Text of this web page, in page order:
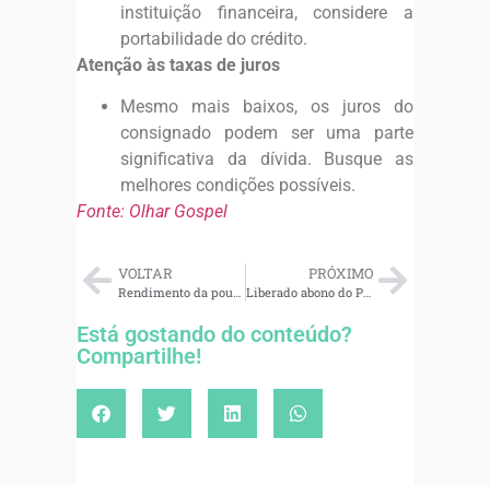
instituição financeira, considere a
portabilidade do crédito.
Atenção às taxas de juros
Mesmo mais baixos, os juros do
consignado podem ser uma parte
significativa da dívida. Busque as
melhores condições possíveis.
Fonte: Olhar Gospel
VOLTAR PRÓXIMO
Liberado abono do PIS e do Pasep: saiba como receber e o que fazer com o dinheiro
Está gostando do conteúdo?
Compartilhe!